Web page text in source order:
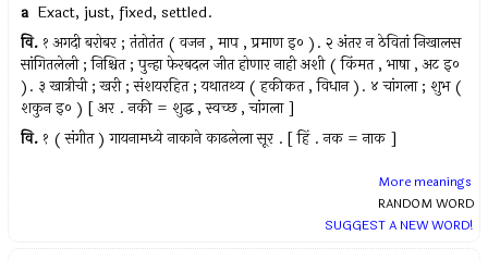
a Exact, just, fixed, settled.
वि. १ अगदी बरोबर ; तंतोतंत ( वजन , माप , प्रमाण इ० ). २ अंतर न ठेवितां निखालस
सांगितलेली ; निश्चित ; पुन्हा फेरबदल जीत होणार नाही अशी ( किंमत , भाषा , अट इ०
). ३ खात्रीची ; खरी ; संशयरहित ; यथातथ्य ( हकीकत , विधान ). ४ चांगला ; शुभ (
शकुन इ० ) [ अर . नकी = शुद्ध , स्वच्छ , चांगला ]
वि. १ ( संगीत ) गायनामध्ये नाकाने काढलेला सूर . [ हिं . नक = नाक ]
More meanings
RANDOM WORD
SUGGEST A NEW WORD!